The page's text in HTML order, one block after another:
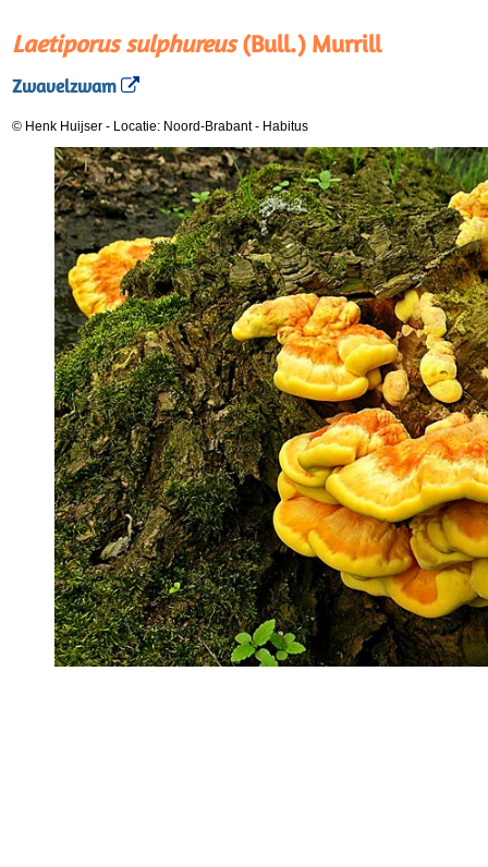
Laetiporus sulphureus(Bull.) Murrill
Zwavelzwam
© Henk Huijser - Locatie: Noord-Brabant- Habitus